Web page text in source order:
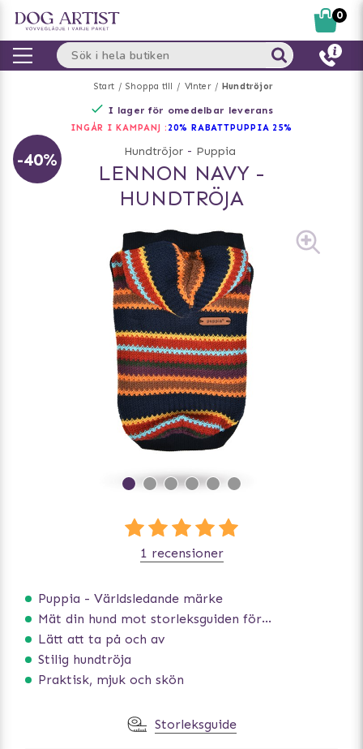
Start Shoppa till Vinter Hundtröjor
I lager för omedelbar leverans
INGÅR I KAMPANJ : 20% RABATTPUPPIA 25%
-40% Hundtröjor - Puppia
LENNON NAVY -
HUNDTRÖJA
Puppia - Världsledande märke
Mät din hund mot storleksguiden för att få rätt storlek
Lätt att ta på och av
Stilig hundtröja
Praktisk, mjuk och skön
1 recensioner
Storleksguide
0